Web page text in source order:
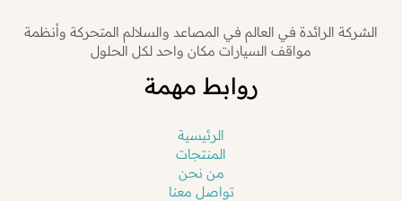
الشركة الرائدة في العالم في المصاعد والسلالم المتحركة وأنظمة
مواقف السيارات مكان واحد لكل الحلول
روابط مهمة
الرئيسية
المنتجات
من نحن
تواصل معنا